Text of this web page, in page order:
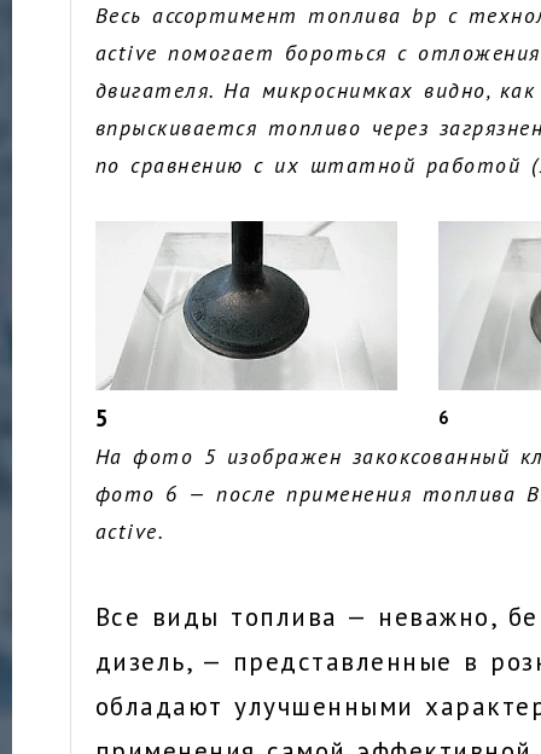
Весь ассортимент топлива bp с
active помогает бороться с
двигателя. На микроснимках видно,
впрыскивается топливо через
по сравнению с их штатной работой
5 6
На фото 5 изображен закоксованный
фото 6 — после применения топлива
active.
Все виды топлива — неважно,
дизель, — представленные в
обладают улучшенными